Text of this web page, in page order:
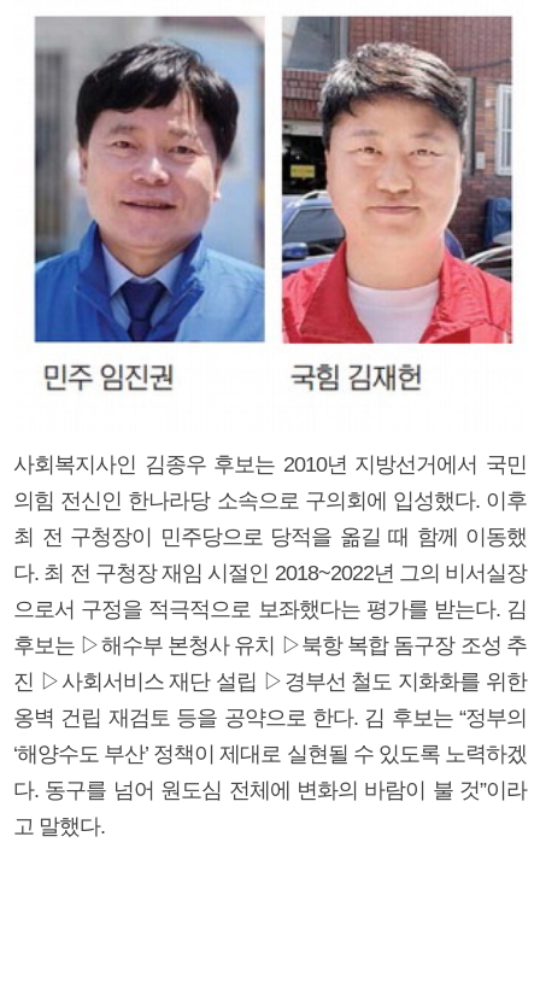
사회복지사인 김종우 후보는 2010년 지방선거에서 국민
의힘 전신인 한나라당 소속으로 구의회에 입성했다. 이후
최 전 구청장이 민주당으로 당적을 옮길 때 함께 이동했
다. 최 전 구청장 재임 시절인 2018~2022년 그의 비서실장
으로서 구정을 적극적으로 보좌했다는 평가를 받는다. 김
후보는 ▷해수부 본청사 유치 ▷북항 복합 돔구장 조성 추
진 ▷사회서비스 재단 설립 ▷경부선 철도 지화화를 위한
옹벽 건립 재검토 등을 공약으로 한다. 김 후보는 “정부의
‘해양수도 부산’ 정책이 제대로 실현될 수 있도록 노력하겠
다. 동구를 넘어 원도심 전체에 변화의 바람이 불 것”이라
고 말했다.